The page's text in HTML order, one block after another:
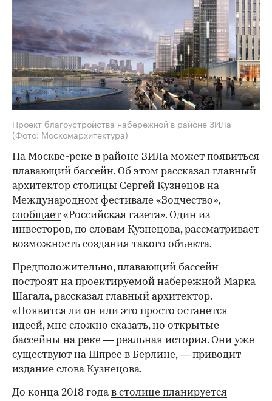
Проект благоустройства набережной в районе ЗИЛа
(Фото: Москомархитектура)
На Москве-реке в районе ЗИЛа может появиться
плавающий бассейн. Об этом рассказал главный
архитектор столицы Сергей Кузнецов на
Международном фестивале «Зодчество»,
сообщает «Российская газета». Один из
инвесторов, по словам Кузнецова, рассматривает
возможность создания такого объекта.
Предположительно, плавающий бассейн
построят на проектируемой набережной Марка
Шагала, рассказал главный архитектор.
«Появится ли он или это просто останется
идеей, мне сложно сказать, но открытые
бассейны на реке — реальная история. Они уже
существуют на Шпрее в Берлине, — приводит
издание слова Кузнецова.
До конца 2018 годав столице планируется